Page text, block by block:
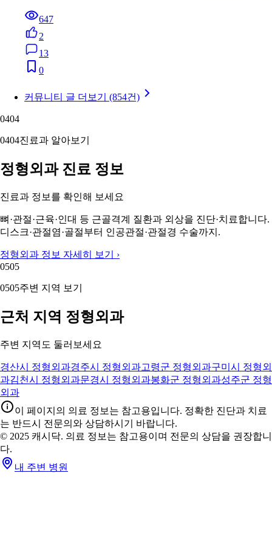
647
2
13
0
커뮤니티 글 더보기 (854건)
0404
0404진료과 알아보기
정형외과 진료 정보
진료과 정보를 확인해 보세요
뼈·관절·근육·인대 등 근골격계 질환과 외상을 진단·치료합니다.
디스크·관절염·골절부터 인공관절·관절경 수술까지.
정형외과 정보 자세히 보기 ›
0505
0505주변 지역 보기
근처 지역 정형외과
주변 지역도 둘러보세요
경산시 정형외과경주시 정형외과고령군 정형외과구미시 정형외
과김천시 정형외과문경시 정형외과봉화군 정형외과성주군 정형
외과
이 페이지의 의료 정보는 참고용입니다. 정확한 진단과 치료
는 반드시 전문의와 상담하시기 바랍니다.
© 2025 캐시닥. 의료 정보는 참고용이며 전문의 상담을 권장합니
다.
내 주변 병원